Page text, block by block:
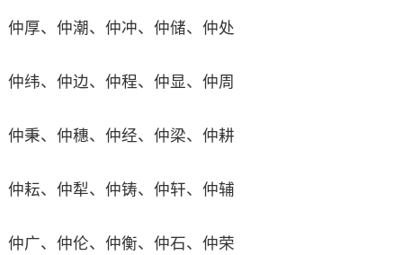
仲厚、仲潮、仲冲、仲储、仲处
仲纬、仲边、仲程、仲显、仲周
仲秉、仲穗、仲经、仲梁、仲耕
仲耘、仲犁、仲铸、仲轩、仲辅
仲广、仲伦、仲衡、仲石、仲荣